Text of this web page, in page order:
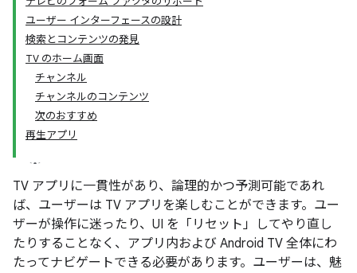
ユーザー インターフェースの設計
検索とコンテンツの発見
TV のホーム画面
チャンネル
チャンネルのコンテンツ
次のおすすめ
再生アプリ
TV アプリに一貫性があり、論理的かつ予測可能であれ
ば、ユーザーは TV アプリを楽しむことができます。ユー
ザーが操作に迷ったり、UI を「リセット」してやり直し
たりすることなく、アプリ内および Android TV 全体にわ
たってナビゲートできる必要があります。ユーザーは、魅